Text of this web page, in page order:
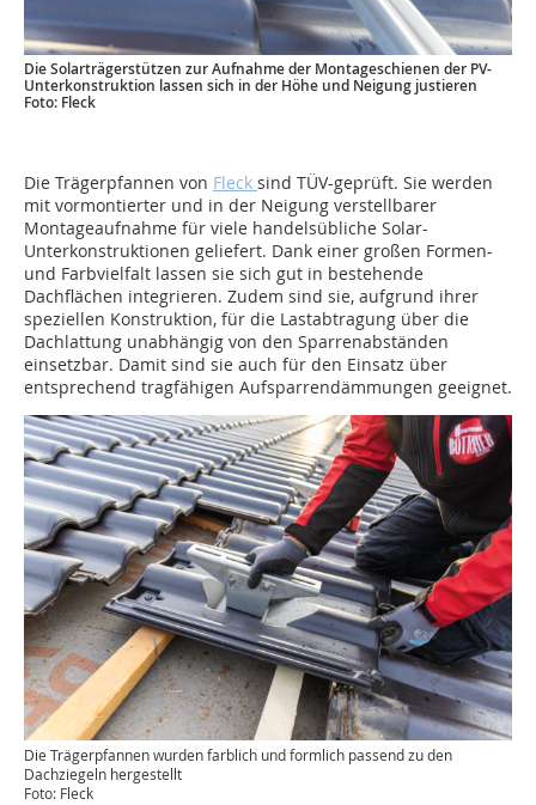
Die Solarträgerstützen zur Aufnahme der Montageschienen der PV-
Unterkonstruktion lassen sich in der Höhe und Neigung justieren
Foto: Fleck
Die Trägerpfannen von Fleck sind TÜV-geprüft. Sie werden
mit vormontierter und in der Neigung verstellbarer
Montageaufnahme für viele handelsübliche Solar-
Unterkonstruktionen geliefert. Dank einer großen Formen-
und Farbvielfalt lassen sie sich gut in bestehende
Dachflächen integrieren. Zudem sind sie, aufgrund ihrer
speziellen Konstruktion, für die Lastabtragung über die
Dachlattung unabhängig von den Sparrenabständen
einsetzbar. Damit sind sie auch für den Einsatz über
entsprechend tragfähigen Aufsparrendämmungen geeignet.
Die Trägerpfannen wurden farblich und formlich passend zu den
Dachziegeln hergestellt
Foto: Fleck